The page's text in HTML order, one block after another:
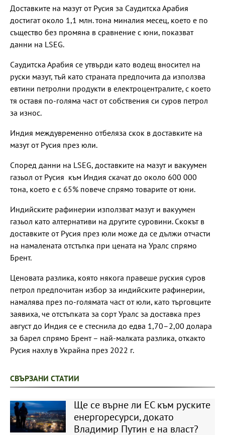
Доставките на мазут от Русия за Саудитска Арабия
достигат около 1,1 млн. тона миналия месец, което е по
същество без промяна в сравнение с юни, показват
данни на LSEG.
Саудитска Арабия се утвърди като водещ вносител на
руски мазут, тъй като страната предпочита да използва
евтини петролни продукти в електроцентралите, с което
тя оставя по-голяма част от собствения си суров петрол
за износ.
Индия междувременно отбеляза скок в доставките на
мазут от Русия през юли.
Според данни на LSEG, доставките на мазут и вакуумен
газьол от Русия към Индия скачат до около 600 000
тона, което е с 65% повече спрямо товарите от юни.
Индийските рафинерии използват мазут и вакуумен
газьол като алтернативи на другите суровини. Скокът в
доставките от Русия през юли може да се дължи отчасти
на намалената отстъпка при цената на Уралс спрямо
Брент.
Ценовата разлика, която някога правеше руския суров
петрол предпочитан избор за индийските рафинерии,
намалява през по-голямата част от юли, като търговците
заявиха, че отстъпката за сорт Уралс за доставка през
август до Индия се е стеснила до едва 1,70–2,00 долара
за барел спрямо Брент – ​​най-малката разлика, откакто
Русия нахлу в Украйна през 2022 г.
СВЪРЗАНИ СТАТИИ
Ще се върне ли ЕС към руските
енергоресурси, докато
Владимир Путин е на власт?